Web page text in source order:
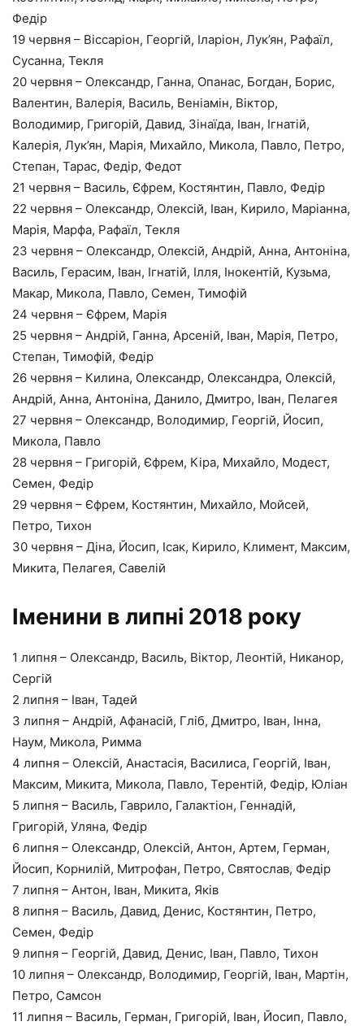
Федір
19 червня – Віссаріон, Георгій, Іларіон, Лук’ян, Рафаїл,
Сусанна, Текля
20 червня – Олександр, Ганна, Опанас, Богдан, Борис,
Валентин, Валерія, Василь, Веніамін, Віктор,
Володимир, Григорій, Давид, Зінаїда, Іван, Ігнатій,
Калерія, Лук’ян, Марія, Михайло, Микола, Павло, Петро,
Степан, Тарас, Федір, Федот
21 червня – Василь, Єфрем, Костянтин, Павло, Федір
22 червня – Олександр, Олексій, Іван, Кирило, Маріанна,
Марія, Марфа, Рафаїл, Текля
23 червня – Олександр, Олексій, Андрій, Анна, Антоніна,
Василь, Герасим, Іван, Ігнатій, Ілля, Інокентій, Кузьма,
Макар, Микола, Павло, Семен, Тимофій
24 червня – Єфрем, Марія
25 червня – Андрій, Ганна, Арсеній, Іван, Марія, Петро,
Степан, Тимофій, Федір
26 червня – Килина, Олександр, Олександра, Олексій,
Андрій, Анна, Антоніна, Данило, Дмитро, Іван, Пелагея
27 червня – Олександр, Володимир, Георгій, Йосип,
Микола, Павло
28 червня – Григорій, Єфрем, Кіра, Михайло, Модест,
Семен, Федір
29 червня – Єфрем, Костянтин, Михайло, Мойсей,
Петро, Тихон
30 червня – Діна, Йосип, Ісак, Кирило, Климент, Максим,
Микита, Пелагея, Савелій
Іменини в липні 2018 року
1 липня – Олександр, Василь, Віктор, Леонтій, Никанор,
Сергій
2 липня – Іван, Тадей
3 липня – Андрій, Афанасій, Гліб, Дмитро, Іван, Інна,
Наум, Микола, Римма
4 липня – Олексій, Анастасія, Василиса, Георгій, Іван,
Максим, Микита, Микола, Павло, Терентій, Федір, Юліан
5 липня – Василь, Гаврило, Галактіон, Геннадій,
Григорій, Уляна, Федір
6 липня – Олександр, Олексій, Антон, Артем, Герман,
Йосип, Корнилій, Митрофан, Петро, Святослав, Федір
7 липня – Антон, Іван, Микита, Яків
8 липня – Василь, Давид, Денис, Костянтин, Петро,
Семен, Федір
9 липня – Георгій, Давид, Денис, Іван, Павло, Тихон
10 липня – Олександр, Володимир, Георгій, Іван, Мартін,
Петро, Самсон
11 липня – Василь, Герман, Григорій, Іван, Йосип, Павло,